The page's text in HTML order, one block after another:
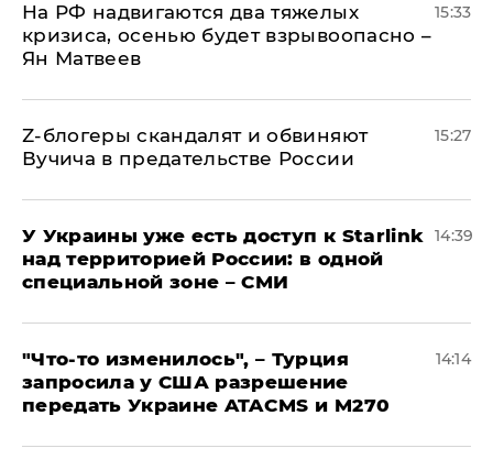
На РФ надвигаются два тяжелых
кризиса, осенью будет взрывоопасно –
Ян Матвеев
15:33
Z-блогеры скандалят и обвиняют
Вучича в предательстве России
15:27
У Украины уже есть доступ к Starlink
над территорией России: в одной
специальной зоне – СМИ
14:39
​"Что-то изменилось", – Турция
запросила у США разрешение
передать Украине ATACMS и M270
14:14